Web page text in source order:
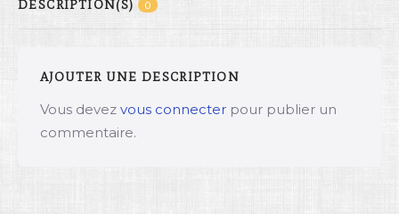
DESCRIPTION(S) 0
AJOUTER UNE DESCRIPTION
Vous devez vous connecter pour publier un
commentaire.